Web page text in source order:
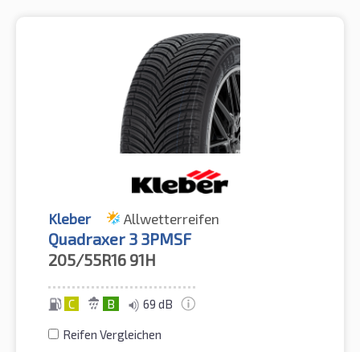
Kleber Allwetterreifen
Quadraxer 3 3PMSF
205/55R16 91H
C B 69 dB
Reifen Vergleichen